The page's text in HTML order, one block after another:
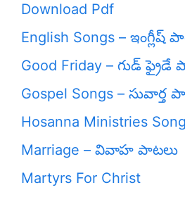
Download Pdf
English Songs – ఇంగ్లీష్
Good Friday – గుడ్ ఫ్రైడే
Gospel Songs – సువార్త
Hosanna Ministries
Marriage – వివాహ పాటలు
Martyrs For Christ